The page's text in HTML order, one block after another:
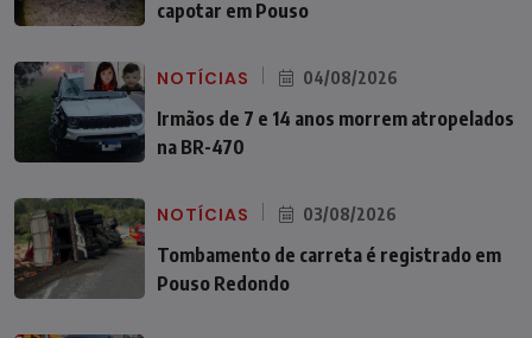
capotar em Pouso
NOTÍCIAS 04/08/2026
Irmãos de 7 e 14 anos morrem atropelados
na BR-470
NOTÍCIAS 03/08/2026
Tombamento de carreta é registrado em
Pouso Redondo